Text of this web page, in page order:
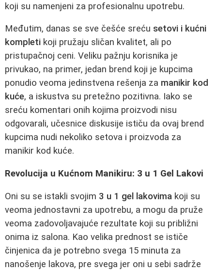
koji su namenjeni za profesionalnu upotrebu.
Međutim, danas se sve češće sreću setovi i kućni
kompleti koji pružaju sličan kvalitet, ali po
pristupačnoj ceni. Veliku pažnju korisnika je
privukao, na primer, jedan brend koji je kupcima
ponudio veoma jedinstvena rešenja za manikir kod
kuće, a iskustva su pretežno pozitivna. Iako se
sreću komentari onih kojima proizvodi nisu
odgovarali, učesnice diskusije ističu da ovaj brend
kupcima nudi nekoliko setova i proizvoda za
manikir kod kuće.
Revolucija u Kućnom Manikiru: 3 u 1 Gel Lakovi
Oni su se istakli svojim 3 u 1 gel lakovima koji su
veoma jednostavni za upotrebu, a mogu da pruže
veoma zadovoljavajuće rezultate koji su približni
onima iz salona. Kao velika prednost se ističe
činjenica da je potrebno svega 15 minuta za
nanošenje lakova, pre svega jer oni u sebi sadrže